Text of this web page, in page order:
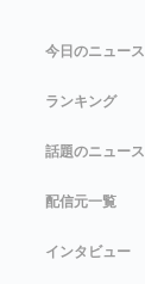
今日のニュース
ランキング
話題のニュース
配信元一覧
インタビュー